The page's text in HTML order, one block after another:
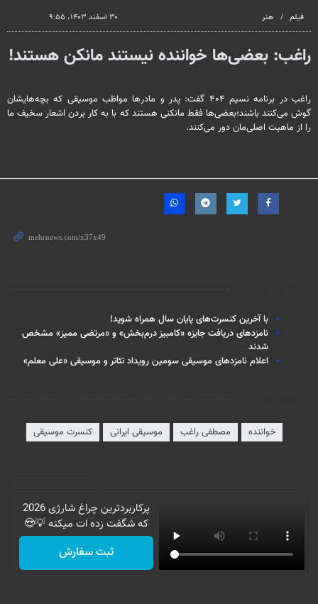
seconds فیلم هنر ۳۰ اسفند ۱۴۰۳، ۹:۵۵
راغب: بعضی‌ها خواننده نیستند مانکن هستند!
راغب در برنامه نسیم ۴۰۴ گفت: پدر و مادرها مواظب موسیقی که بچه‌هایشان
گوش می‌کنند باشند؛بعضی‌ها فقط مانکنی هستند که با به کار بردن اشعار سخیف ما
را از ماهیت اصلی‌مان دور می‌کنند.
با آخرین کنسرت‌های پایان سال همراه شوید!
نامزدهای دریافت جایزه «کامبیز درم‌بخش» و «مرتضی ممیز» مشخص
شدند
اعلام نامزدهای موسیقی سومین رویداد تئاتر و موسیقی «علی معلم»
خواننده مصطفی راغب موسیقی ایرانی کنسرت موسیقی
پرکاربردترین چراغ شارژی 2026
که شگفت زده ات میکنه 💡😍
ثبت سفارش